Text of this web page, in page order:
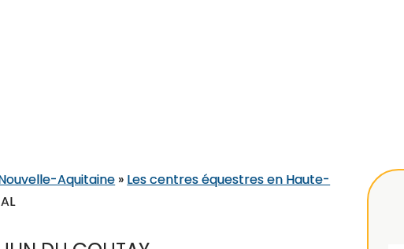
Aquitaine » Les centres équestres en Haute-